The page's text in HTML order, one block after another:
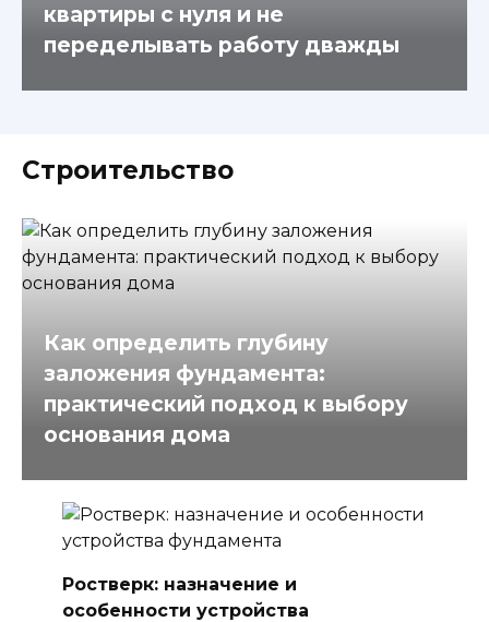
квартиры с нуля и не
переделывать работу дважды
Строительство
Как определить глубину
заложения фундамента:
практический подход к выбору
основания дома
Ростверк: назначение и
особенности устройства